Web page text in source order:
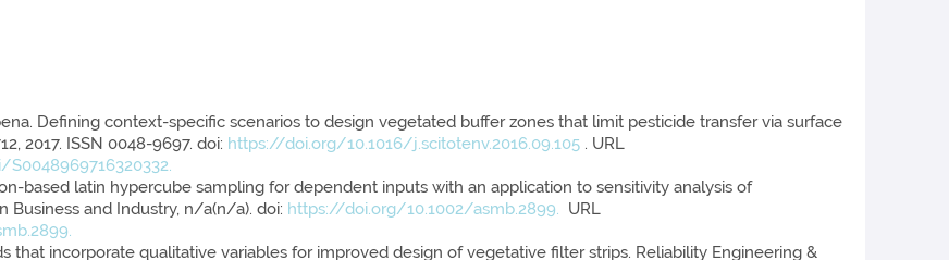
Defining context-specific scenarios to design vegetated buffer zones that limit pesticide transfer via surface
2017. ISSN 0048-9697. doi: https://doi.org/10.1016/j.scitotenv.2016.09.105 . URL
based latin hypercube sampling for dependent inputs with an application to sensitivity analysis of
Business and Industry, n/a(n/a). doi: https://doi.org/10.1002/asmb.2899. URL
that incorporate qualitative variables for improved design of vegetative filter strips. Reliability Engineering &